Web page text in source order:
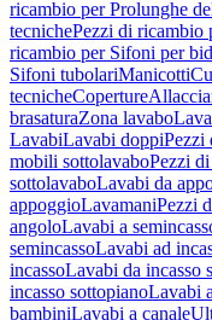
ricambio per Prolunghe
tecnichePezzi di ricambio
ricambio per Sifoni per
Sifoni tubolariManicotti
tecnicheCoperture
brasaturaZona lavabo
LavabiLavabi doppiPezzi
mobili sottolavaboPezzi
sottolavaboLavabi da
appoggioLavamaniPezzi
angoloLavabi a
semincassoLavabi ad
incassoLavabi da incasso
incasso sottopianoLavabi
bambiniLavabi a canale